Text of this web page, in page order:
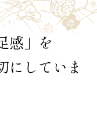
感」を
にしていま